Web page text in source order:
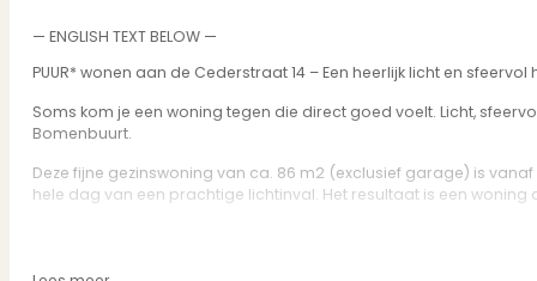
— ENGLISH TEXT BELOW —
PUUR* wonen aan de Cederstraat 14 – Een heerlijk licht en
Soms kom je een woning tegen die direct goed voelt. Licht,
Bomenbuurt.
Deze fijne gezinswoning van ca. 86 m2 (exclusief garage) is
hele dag van een prachtige lichtinval. Het resultaat is een